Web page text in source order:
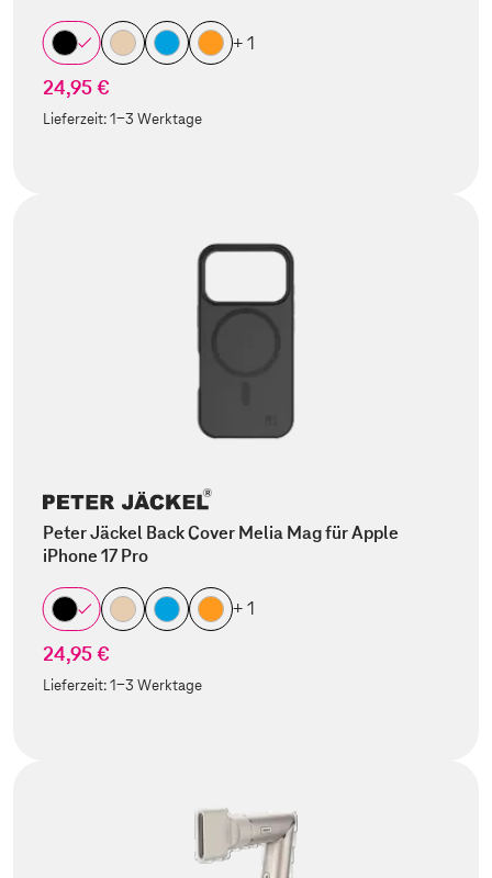
+ 1
24,95 €
Lieferzeit:1-3 Werktage
Peter Jäckel Back Cover Melia Mag für Apple
iPhone 17 Pro
+ 1
24,95 €
Lieferzeit:1-3 Werktage